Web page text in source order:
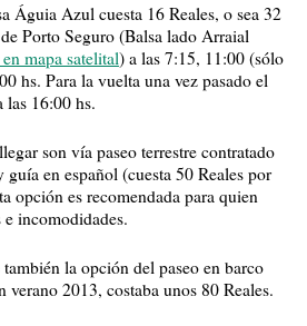
Águia Azul cuesta 16 Reales, o sea 32
Porto Seguro (Balsa lado Arraial
mapa satelital) a las 7:15, 11:00 (sólo
hs. Para la vuelta una vez pasado el
las 16:00 hs.
son vía paseo terrestre contratado
en español (cuesta 50 Reales por
opción es recomendada para quien
incomodidades.
la opción del paseo en barco
2013, costaba unos 80 Reales.